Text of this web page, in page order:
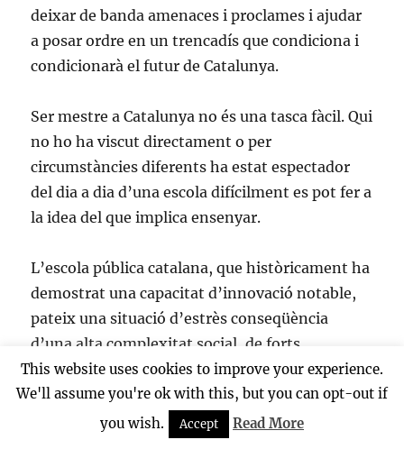
deixar de banda amenaces i proclames i ajudar
a posar ordre en un trencadís que condiciona i
condicionarà el futur de Catalunya.
Ser mestre a Catalunya no és una tasca fàcil. Qui
no ho ha viscut directament o per
circumstàncies diferents ha estat espectador
del dia a dia d’una escola difícilment es pot fer a
la idea del que implica ensenyar.
L’escola pública catalana, que històricament ha
demostrat una capacitat d’innovació notable,
pateix una situació d’estrès conseqüència
d’una alta complexitat social, de forts
desequilibris socio-econòmics amb un 30% de
la població infantil que viu en els límits de la
pobresa o la pateix, per la manca de
reconeixement social i econòmic del
This website uses cookies to improve your experience.
We'll assume you're ok with this, but you can opt-out if
you wish.
Accept Read More